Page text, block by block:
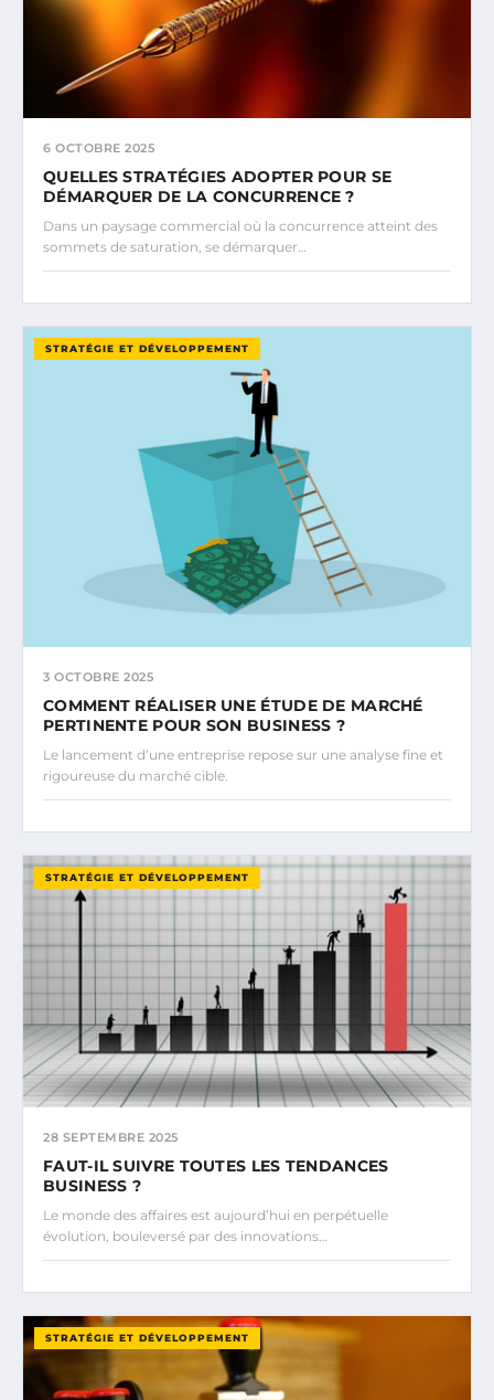
6 OCTOBRE 2025
QUELLES STRATÉGIES ADOPTER POUR SE
DÉMARQUER DE LA CONCURRENCE ?
Dans un paysage commercial où la concurrence atteint des
sommets de saturation, se démarquer…
STRATÉGIE ET DÉVELOPPEMENT
3 OCTOBRE 2025
COMMENT RÉALISER UNE ÉTUDE DE MARCHÉ
PERTINENTE POUR SON BUSINESS ?
Le lancement d’une entreprise repose sur une analyse fine et
rigoureuse du marché cible.
STRATÉGIE ET DÉVELOPPEMENT
28 SEPTEMBRE 2025
FAUT-IL SUIVRE TOUTES LES TENDANCES
BUSINESS ?
Le monde des affaires est aujourd’hui en perpétuelle
évolution, bouleversé par des innovations…
STRATÉGIE ET DÉVELOPPEMENT